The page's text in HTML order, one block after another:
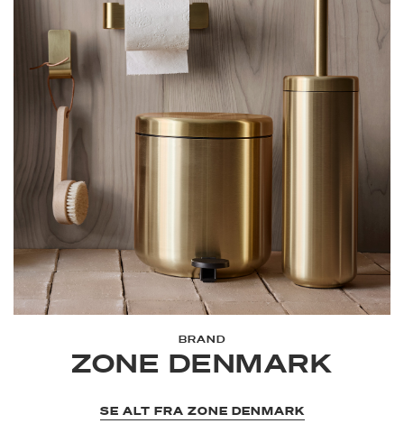
BRAND
ZONE DENMARK
SE ALT FRA ZONE DENMARK